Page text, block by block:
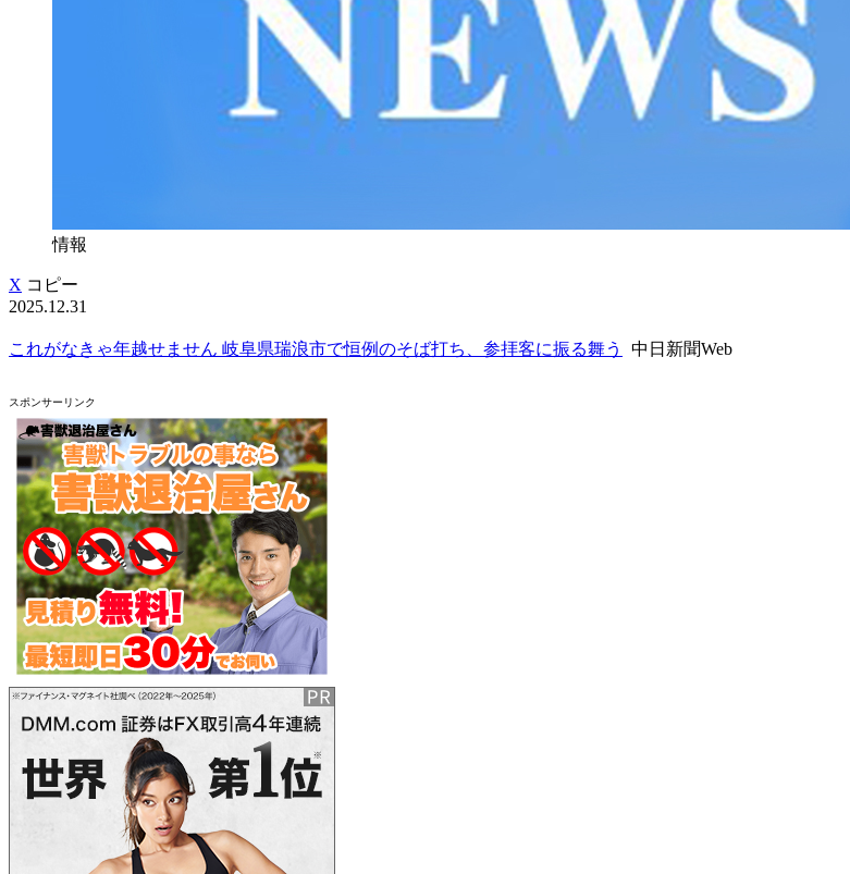
情報
X コピー
2025.12.31
これがなきゃ年越せません 岐阜県瑞浪市で恒例のそば打ち、参拝客に振る舞う 中日新聞Web
スポンサーリンク